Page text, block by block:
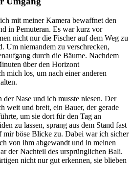
mit meiner Kamera bewaffnet den
in Pemuteran. Es war kurz vor
nicht nur die Fischer auf dem Weg zu
Um niemandem zu verschrecken,
durch die Bäume. Nachdem
über den Horizont
mich los, um nach einer anderen
Nase und ich musste niesen. Der
weit und breit, ein Bauer, der gerade
um sie dort für den Tag an
zu lassen, sprang aus dem Stand fast
mir böse Blicke zu. Dabei war ich sicher
von ihm abgewandt und in meinen
der Nachteil des ursprünglichen Bali.
nicht nur gut erkennen, sie blieben